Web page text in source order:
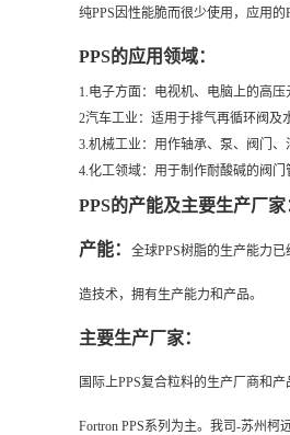
纯PPS因性能脆而很少使用，应用的
PPS的应用领域：
1.电子方面：电视机、电脑上的高
2汽车工业：适用于排气再循环阀及
3.机械工业：用作轴承、泵、阀门
4.化工领域：用于制作耐酸碱的阀
PPS的产能及主要生产厂家
产能： 全球PPS树脂的生产能力
造技术，拥有生产能力和产品。
主要生产厂家：
国际上PPS复合粒料的生产厂商和
Fortron PPS系列为主。我司-苏州柯